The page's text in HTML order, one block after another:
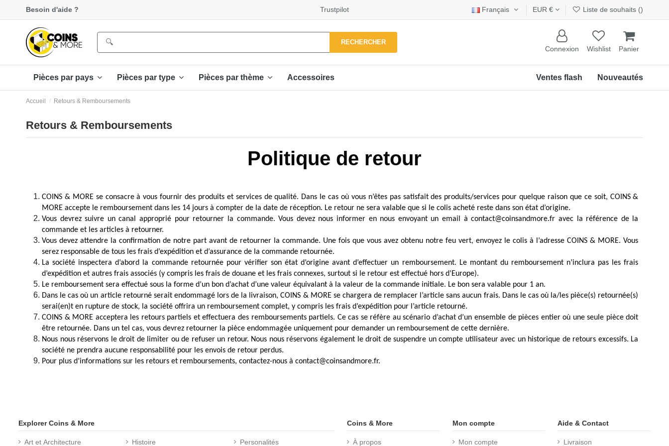
Besoin d'aide ? Trustpilot Français EUR € Liste de souhaits ()
RECHERCHER
Connexion Wishlist Panier
Pièces par pays Pièces par type Pièces par thème Accessoires Nouveautés
Ventes flash
Accueil Retours & Remboursements
Retours & Remboursements
Politique de retour
COINS & MORE se consacre à vous fournir des produits et services de qualité. Dans le cas où vous n’êtes pas satisfait des produits/services pour quelque raison que ce soit, COINS &
MORE accepte le remboursement dans les 14 jours à compter de la date de réception. Le retour ne sera valable que si le colis acheté reste dans son état d’origine.
Vous devrez suivre un canal approprié pour retourner la commande. Vous devez nous informer en nous envoyant un email à contact@coinsandmore.fr avec la référence de la
commande et les articles à retourner.
Vous devez attendre la confirmation de notre part avant de retourner la commande. Une fois que vous avez obtenu notre feu vert, envoyez le colis à l’adresse COINS & MORE. Vous
serez responsable de tous les frais d’expédition et d’assurance de la commande retournée.
La société inspectera d’abord la commande retournée pour vérifier son état d’origine avant d’effectuer un remboursement. Le montant du remboursement n’inclura pas les frais
d’expédition et autres frais associés (y compris les frais de douane et les frais connexes, surtout si le retour est effectué hors d’Europe).
Le remboursement sera effectué sous la forme d’un bon d’achat d’une valeur équivalant à la valeur de la commande initiale. Le bon sera valable pour 1 an.
Dans le cas où un article retourné serait endommagé lors de la livraison, COINS & MORE se chargera de remplacer l’article sans aucun frais. Dans le cas où la/les pièce(s) retournée(s)
serai(en)t en rupture de stock, la société offrira un remboursement complet, y compris les frais d’expédition pour l’article retourné.
COINS & MORE acceptera les retours partiels et effectuera des remboursements partiels. Ce cas se réfère au scénario d’achat d’un ensemble de pièces entier où une seule pièce doit
être retournée. Dans un tel cas, vous devrez retourner la pièce endommagée uniquement pour demander un remboursement de cette dernière.
Nous nous réservons le droit de limiter ou de refuser un retour. Nous nous réservons également le droit de suspendre un compte utilisateur avec un historique de retours excessifs. La
société ne prendra aucune responsabilité pour les envois de retour perdus.
Pour plus d’informations sur les retours et remboursements, contactez-nous à contact@coinsandmore.fr.
Explorer Coins & More
Art et Architecture Histoire Personalités
Coins & More
À propos
Mon compte
Mon compte
Aide & Contact
Livraison